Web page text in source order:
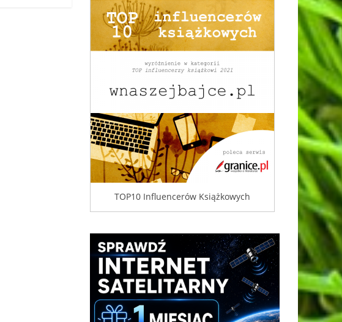
TOP10 Influencerów Książkowych